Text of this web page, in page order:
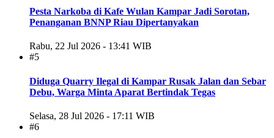
Pesta Narkoba di Kafe Wulan Kampar Jadi Sorotan,
Penanganan BNNP Riau Dipertanyakan
Rabu, 22 Jul 2026 - 13:41 WIB
#5
Diduga Quarry Ilegal di Kampar Rusak Jalan dan Sebar
Debu, Warga Minta Aparat Bertindak Tegas
Selasa, 28 Jul 2026 - 17:11 WIB
#6